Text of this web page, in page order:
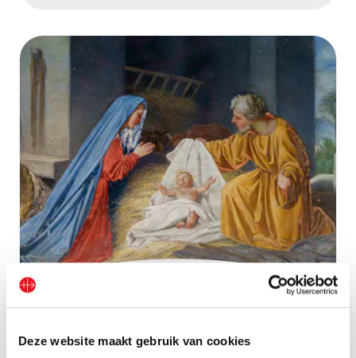
Deze website maakt gebruik van cookies